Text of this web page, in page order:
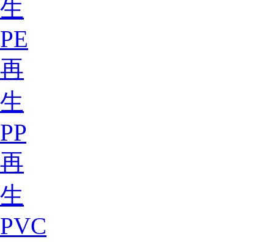
生
PE
再
生
PP
再
生
PVC